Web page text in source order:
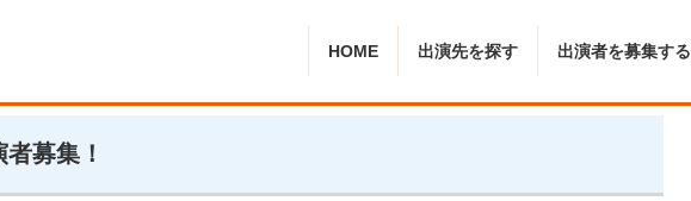
HOME 出演先を探す 出演者を募集する
募集！